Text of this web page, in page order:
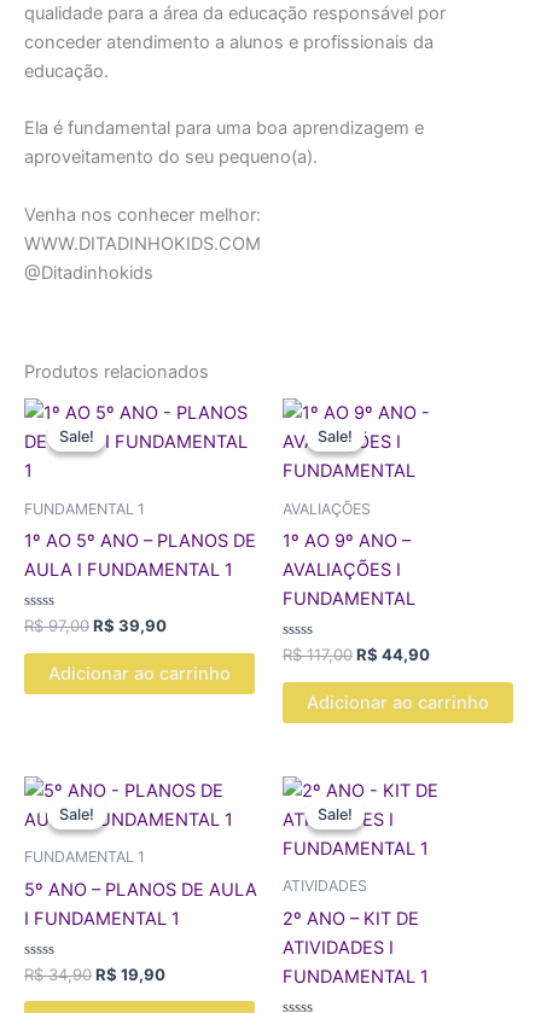
qualidade para a área da educação responsável por
conceder atendimento a alunos e profissionais da
educação.
Ela é fundamental para uma boa aprendizagem e
aproveitamento do seu pequeno(a).
Venha nos conhecer melhor:
WWW.DITADINHOKIDS.COM
@Ditadinhokids
Produtos relacionados
Sale!
Sale!
FUNDAMENTAL 1
1º AO 5º ANO – PLANOS DE
AULA I FUNDAMENTAL 1
Avaliação
de
R$97,00
O
preço
original
R$ 39,90
O
atual
Adicionar ao carrinho
Sale!
Sale!
AVALIAÇÕES
1º AO 9º ANO –
AVALIAÇÕES I
FUNDAMENTAL
Avaliação
de
R$117,00
O
preço
original
era:
R$ 44,90
Adicionar ao carrinho
Sale!
Sale!
FUNDAMENTAL 1
5º ANO – PLANOS DE AULA
I FUNDAMENTAL 1
Avaliação
0
de
R$34,90
O
original
R$ 34,90.
R$ 19,90
O
atual
Sale!
Sale!
ATIVIDADES
2º ANO – KIT DE
ATIVIDADES I
FUNDAMENTAL 1
O
original
era:
O